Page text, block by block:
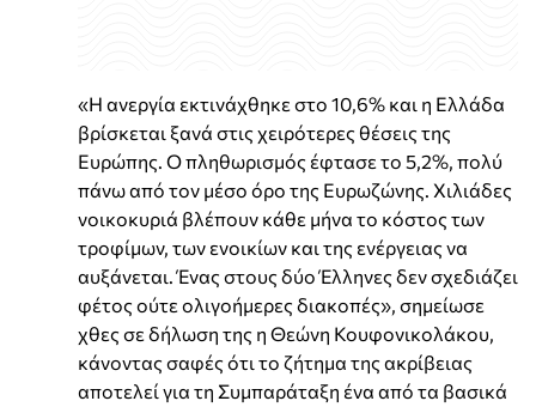
«Η ανεργία εκτινάχθηκε στο 10,6% και η Ελλάδα
βρίσκεται ξανά στις χειρότερες θέσεις της
Ευρώπης. Ο πληθωρισμός έφτασε το 5,2%, πολύ
πάνω από τον μέσο όρο της Ευρωζώνης. Χιλιάδες
νοικοκυριά βλέπουν κάθε μήνα το κόστος των
τροφίμων, των ενοικίων και της ενέργειας να
αυξάνεται. Ένας στους δύο Έλληνες δεν σχεδιάζει
φέτος ούτε ολιγοήμερες διακοπές», σημείωσε
χθες σε δήλωση της η Θεώνη Κουφονικολάκου,
κάνοντας σαφές ότι το ζήτημα της ακρίβειας
αποτελεί για τη Συμπαράταξη ένα από τα βασικά